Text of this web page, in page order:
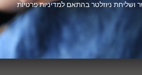
ושליחת ניוזלטר בהתאם למדיניות פרטיות